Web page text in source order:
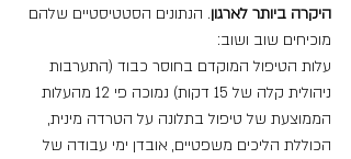
היקרה ביותר לארגון. הנתונים הסטטיסטיים שלהם
מוכיחים שוב ושוב:
עלות הטיפול המוקדם בחוסר כבוד (התערבות
ניהולית קלה של 15 דקות) נמוכה פי 12 מהעלות
הממוצעת של טיפול בתלונה על הטרדה מינית,
הכוללת הליכים משפטיים, אובדן ימי עבודה של